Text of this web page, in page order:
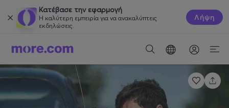
Κατέβασε την εφαρμογή
Η καλύτερη εμπειρία για να ανακαλύπτεις
εκδηλώσεις.
Λήψη